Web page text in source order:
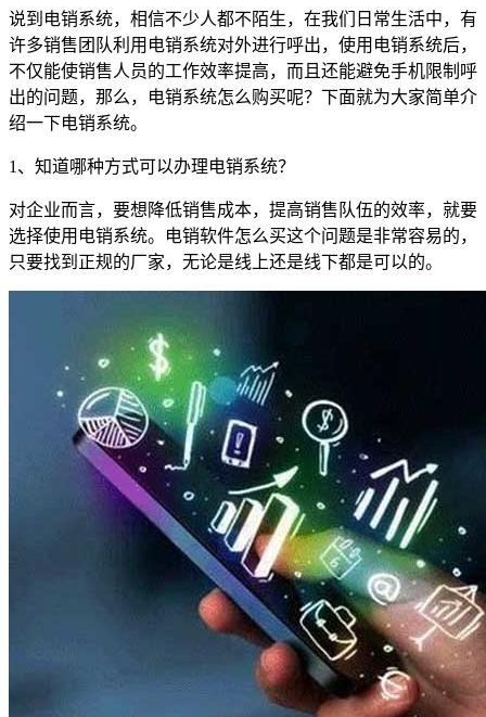
说到电销系统，相信不少人都不陌生，在我们日常生活中，有
许多销售团队利用电销系统对外进行呼出，使用电销系统后，
不仅能使销售人员的工作效率提高，而且还能避免手机限制呼
出的问题，那么，电销系统怎么购买呢？下面就为大家简单介
绍一下电销系统。
1 、知道哪种方式可以办理电销系统？
对企业而言，要想降低销售成本，提高销售队伍的效率，就要
选择使用电销系统。电销软件怎么买这个问题是非常容易的，
只要找到正规的厂家，无论是线上还是线下都是可以的。